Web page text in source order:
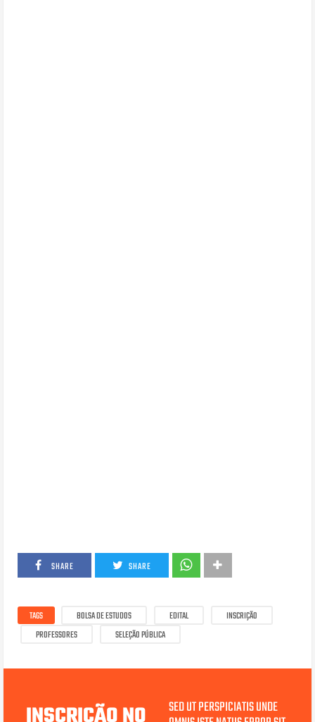
SHARE SHARE
TAGS BOLSA DE ESTUDOS EDITAL
INSCRIÇÃO
PROFESSORES
SELEÇÃO PÚBLICA
SED UT PERSPICIATIS UNDE